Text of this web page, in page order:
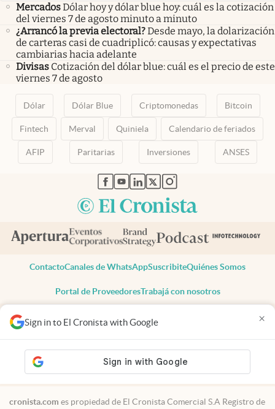
Sign in to El Cronista with Google ×
MercadosDólar hoy y dólar blue hoy: cuál es la cotización
del viernes 7 de agosto minuto a minuto
¿Arrancó la previa electoral?Desde mayo, la dolarización
de carteras casi de cuadriplicó: causas y expectativas
cambiarias hacia adelante
Divisas Cotización del dólar blue: cuál es el precio de este
viernes 7 de agosto
Dólar Dólar Blue Criptomonedas Bitcoin
Fintech Merval Quiniela Calendario de feriados
AFIP Paritarias Inversiones ANSES
abre en nueva pestaña
abre en nueva pestaña
abre en nueva pestaña
abre en nueva pestaña
abre en nueva pestaña
ContactoCanales de WhatsAppSuscribiteQuiénes Somos
Portal de ProveedoresTrabajá con nosotros
Todos los derechos reservados
Privacidad
Consentimiento
Tel:+54 11 7078-3270
cronista.com es propiedad de El Cronista Comercial S.A Registro de